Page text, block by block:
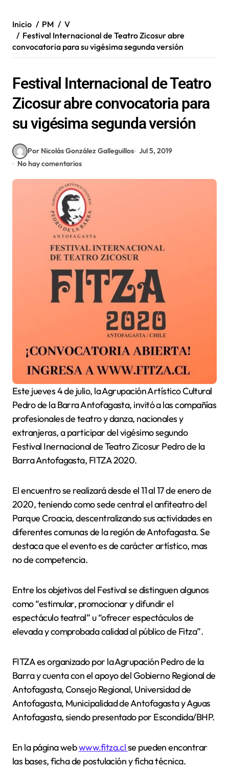
Inicio PM
V
Festival Internacional de Teatro Zicosur abre
convocatoria para su vigésima segunda versión
Festival Internacional de Teatro
Zicosur abre convocatoria para
su vigésima segunda versión
Por Nicolás González Galleguillos Jul 5, 2019
No hay comentarios
Este jueves 4 de julio, la Agrupación Artístico Cultural
Pedro de la Barra Antofagasta, invitó a las compañías
profesionales de teatro y danza, nacionales y
extranjeras, a participar del vigésimo segundo
Festival Inernacional de Teatro Zicosur Pedro de la
Barra Antofagasta, FITZA 2020.
El encuentro se realizará desde el 11 al 17 de enero de
2020, teniendo como sede central el anfiteatro del
Parque Croacia, descentralizando sus actividades en
diferentes comunas de la región de Antofagasta. Se
destaca que el evento es de carácter artístico, mas
no de competencia.
Entre los objetivos del Festival se distinguen algunos
como “estimular, promocionar y difundir el
espectáculo teatral” u “ofrecer espectáculos de
elevada y comprobada calidad al público de Fitza”.
FITZA es organizado por la Agrupación Pedro de la
Barra y cuenta con el apoyo del Gobierno Regional de
Antofagasta, Consejo Regional, Universidad de
Antofagasta, Municipalidad de Antofagasta y Aguas
Antofagasta, siendo presentado por Escondida/BHP.
En la página webwww.fitza.clse pueden encontrar
las bases, ficha de postulación y ficha técnica.